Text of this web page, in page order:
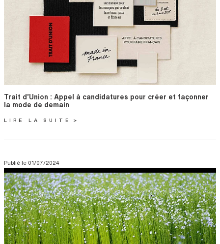
Titre
Trait d’Union : Appel à candidatures pour créer et façonner
la mode de demain
LIRE LA SUITE
Publié le 01/07/2024
Visuel
Image